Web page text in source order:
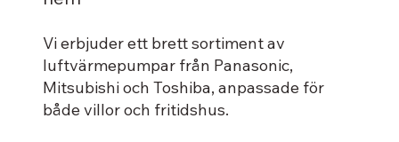
Vi erbjuder ett brett sortiment av
luftvärmepumpar från Panasonic,
Mitsubishi och Toshiba, anpassade för
både villor och fritidshus.